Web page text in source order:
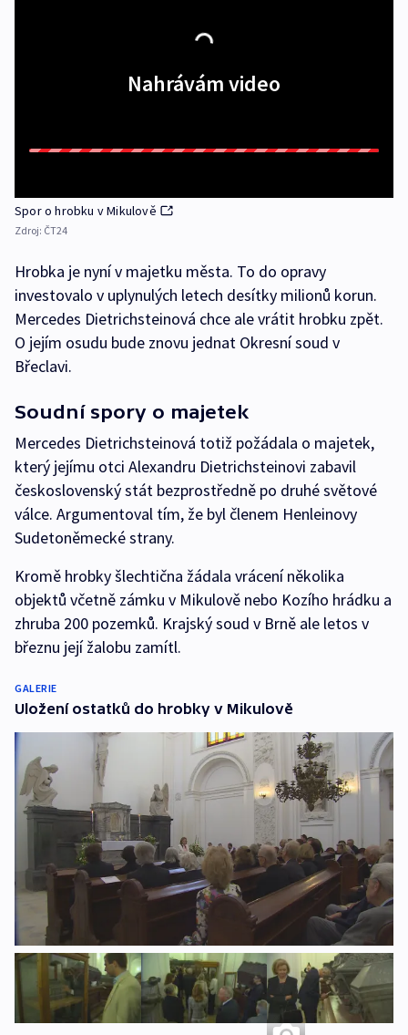
Nahrávám video
Spor o hrobku v Mikulově
Zdroj: ČT24
Hrobka je nyní v majetku města. To do opravy
investovalo v uplynulých letech desítky milionů korun.
Mercedes Dietrichsteinová chce ale vrátit hrobku zpět.
O jejím osudu bude znovu jednat Okresní soud v
Břeclavi.
Soudní spory o majetek
Mercedes Dietrichsteinová totiž požádala o majetek,
který jejímu otci Alexandru Dietrichsteinovi zabavil
československý stát bezprostředně po druhé světové
válce. Argumentoval tím, že byl členem Henleinovy
Sudetoněmecké strany.
Kromě hrobky šlechtična žádala vrácení několika
objektů včetně zámku v Mikulově nebo Kozího hrádku a
zhruba 200 pozemků. Krajský soud v Brně ale letos v
březnu její žalobu zamítl.
GALERIE
Uložení ostatků do hrobky v Mikulově